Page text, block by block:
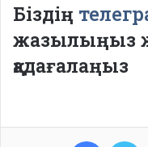
Біздің
жазылыңыз
қадағалаңыз
Facebook